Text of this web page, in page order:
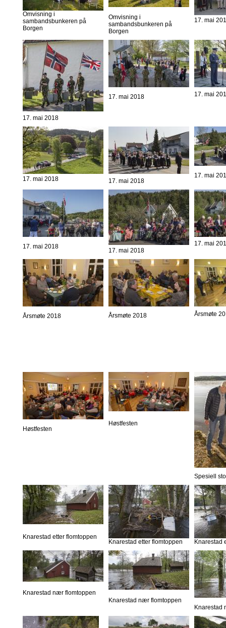
Omvisning i
sambandsbunkeren på
Borgen
Omvisning i
sambandsbunkeren på
Borgen
17. mai
17. mai 2018
17. mai 2018 17. mai
17. mai 2018 17. mai 2018
17. mai
17. mai 2018
17. mai 2018
17. mai
Årsmøte 2018 Årsmøte 2018 Årsmøte
Høstfesten
Høstfesten
Spesiell
Knarestad etter flomtoppen
Knarestad etter flomtoppen Knarestad
Knarestad nær flomtoppen
Knarestad nær flomtoppen
Knarestad